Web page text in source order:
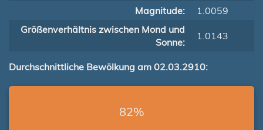
Magnitude:
1.0059
Größenverhältnis zwischen Mond und
Sonne:
1.0143
Durchschnittliche Bewölkung am 02.03.2910:
82%